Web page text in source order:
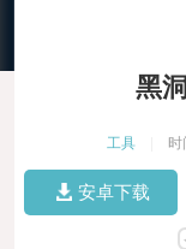
黑
工具
安卓下载